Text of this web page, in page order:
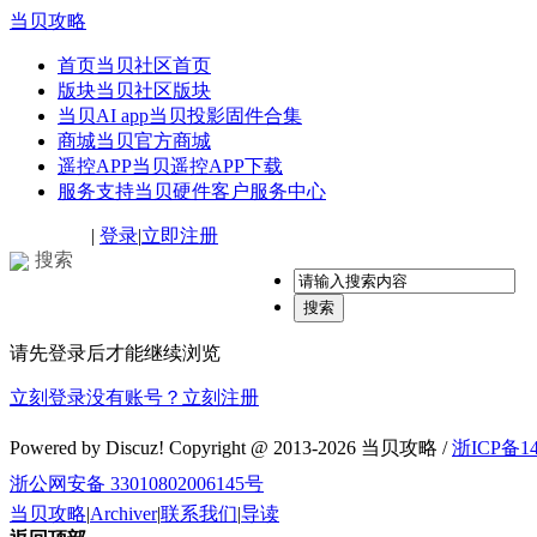
当贝攻略
首页当贝社区首页
版块当贝社区版块
当贝AI app当贝投影固件合集
商城当贝官方商城
遥控APP当贝遥控APP下载
服务支持当贝硬件客户服务中心
搜索
| 登录|立即注册
搜索
请先登录后才能继续浏览
立刻登录没有账号？立刻注册
Powered by Discuz! Copyright @ 2013-2026 当贝攻略 /浙ICP备
浙公网安备 33010802006145号
当贝攻略|Archiver|联系我们|导读